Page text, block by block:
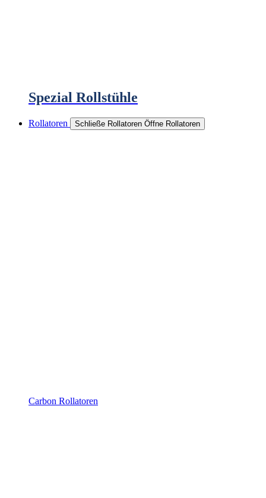
Spezial Rollstühle
Rollatoren Schließe Rollatoren Öffne Rollatoren
Carbon Rollatoren